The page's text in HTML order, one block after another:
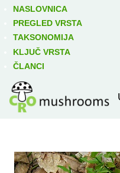
NASLOVNICA
PREGLED VRSTA
TAKSONOMIJA
KLJUČ VRSTA
ČLANCI
Izravno